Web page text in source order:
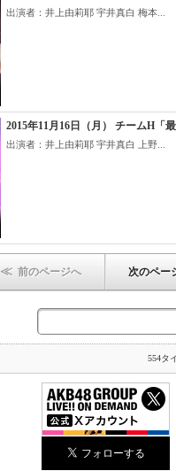
出演者：井上由莉耶 宇井真白 梅本...
2015年11月16日（月） チームH「
出演者：井上由莉耶 宇井真白 上野...
≪ 前のページへ 次のペー
554タ